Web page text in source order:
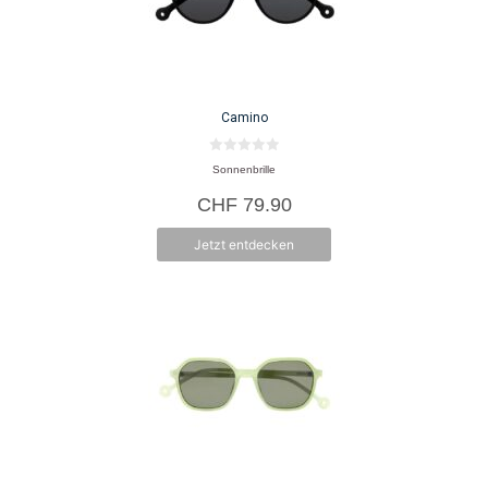
Camino
0
v
n
5
Sonnenbrille
CHF79.90
Jetzt entdecken